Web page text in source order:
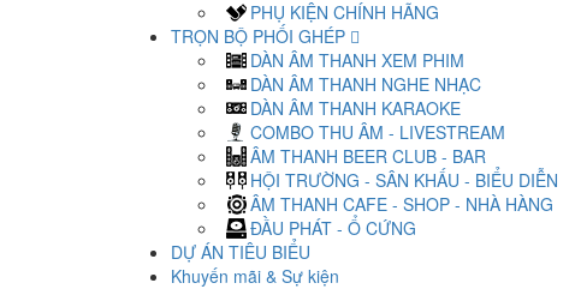
PHỤ KIỆN CHÍNH HÃNG
TRỌN BỘ PHỐI GHÉP
DÀN ÂM THANH XEM PHIM
DÀN ÂM THANH NGHE NHẠC
DÀN ÂM THANH KARAOKE
COMBO THU ÂM - LIVESTREAM
ÂM THANH BEER CLUB - BAR
HỘI TRƯỜNG - SÂN KHẤU - BIỂU DIỄN
ÂM THANH CAFE - SHOP - NHÀ HÀNG
ĐẦU PHÁT - Ổ CỨNG
DỰ ÁN TIÊU BIỂU
Khuyến mãi & Sự kiện